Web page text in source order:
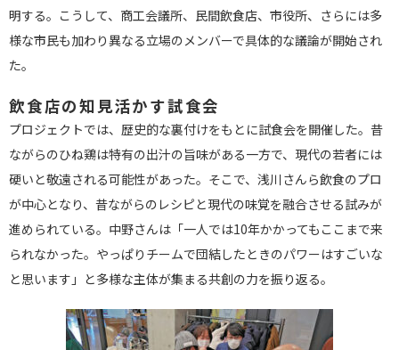
明する。こうして、商工会議所、民間飲食店、市役所、さらには多
様な市民も加わり異なる立場のメンバーで具体的な議論が開始され
た。
飲食店の知見活かす試食会
プロジェクトでは、歴史的な裏付けをもとに試食会を開催した。昔
ながらのひね鶏は特有の出汁の旨味がある一方で、現代の若者には
硬いと敬遠される可能性があった。そこで、浅川さんら飲食のプロ
が中心となり、昔ながらのレシピと現代の味覚を融合させる試みが
進められている。中野さんは「一人では10年かかってもここまで来
られなかった。やっぱりチームで団結したときのパワーはすごいな
と思います」と多様な主体が集まる共創の力を振り返る。